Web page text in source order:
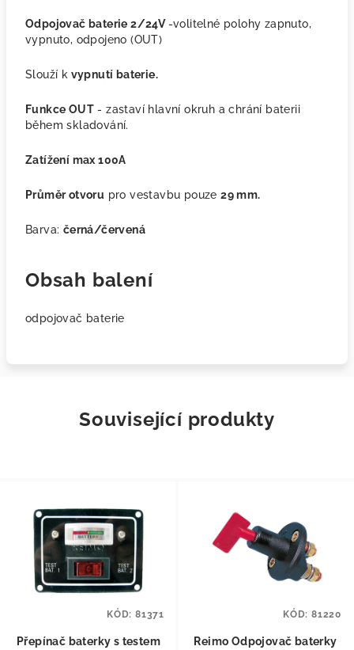
Odpojovač baterie 2/24V-volitelné polohy zapnuto,
vypnuto, odpojeno (OUT)
Slouží k vypnutí baterie.
Funkce OUT - zastaví hlavní okruh a chrání baterii
během skladování.
Zatížení max 100A
Průměr otvoru pro vestavbu pouze29 mm.
Barva: černá/červená
Obsah balení
odpojovač baterie
Související produkty
Přepínač baterky s testem
KÓD: 81371
Reimo Odpojovač baterky
KÓD: 81220